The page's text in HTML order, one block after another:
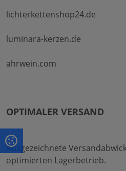
lichterkettenshop24.de
luminara-kerzen.de
ahrwein.com
OPTIMALER VERSAND
Ausgezeichnete
optimierten Lagerbetrieb.